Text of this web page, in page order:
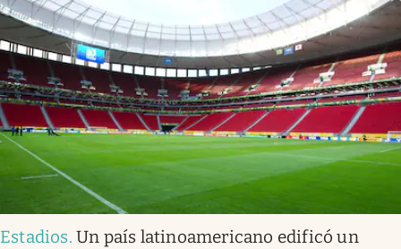
Estadios.Un país latinoamericano edificó un